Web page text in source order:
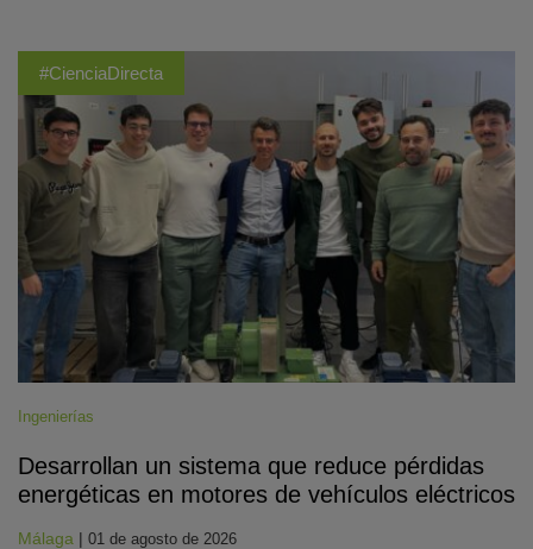
#CienciaDirecta
Ingenierías
Desarrollan un sistema que reduce pérdidas
energéticas en motores de vehículos eléctricos
Málaga | 01 de agosto de 2026